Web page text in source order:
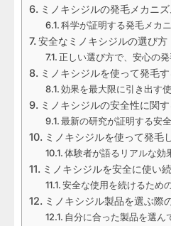
ミノキシジルの発毛メカニズ
科学が証明する発毛メカ
安全なミノキシジルの選び方
正しい選び方で、安心の
ミノキシジルを使って発毛
効果を最大限に引き出す
ミノキシジルの安全性に関
最新の研究が証明する安
ミノキシジルを使って発毛
体験者が語るリアルな効
ミノキシジルを安全に使い
安全な使用を続けるため
ミノキシジル製品を選ぶ際
自分に合った製品を選ん